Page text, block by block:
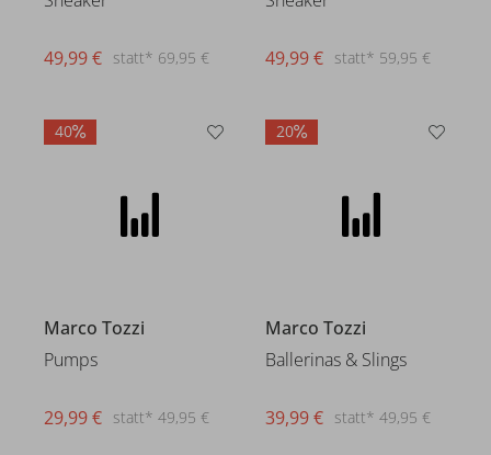
statt* 69,95 €
49,99 € statt* 59,95 €
49,99 €
40
Marco Tozzi
Pumps
statt* 49,95 €
29,99 €
20
Marco Tozzi
Ballerinas & Slings
statt* 49,95 €
39,99 €